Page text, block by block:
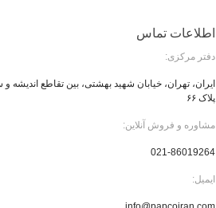
اطلاعات تماس
دفتر مرکزی:
ایران، تهران، خیابان شهید بهشتی، بین تقاطع اندیشه
پلاک ۶۶
مشاوره و فروش آنلاین:
021-86019264
ایمیل: